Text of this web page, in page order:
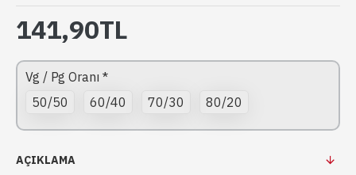
141,90TL
Vg / Pg Oranı
50/50
60/40 70/30 80/20
AÇIKLAMA